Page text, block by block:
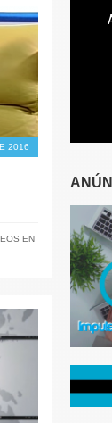
2016
EN